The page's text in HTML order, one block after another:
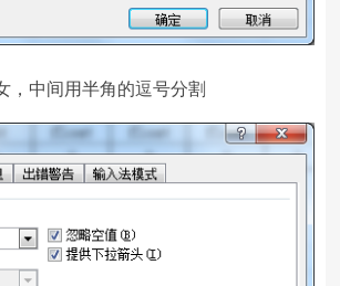
，中间用半角的逗号分割